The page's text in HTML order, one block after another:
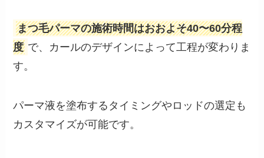
まつ毛パーマの施術時間はおおよそ40〜60分程
度 で、カールのデザインによって工程が変わりま
す。
パーマ液を塗布するタイミングやロッドの選定も
カスタマイズが可能です。